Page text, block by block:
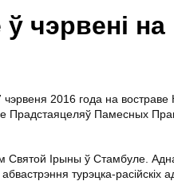
чэрвені на
2016 года на
Прадстаяцеляў Памесных
Святой Ірыны ў Стамбуле.
турэцка-расійскіх